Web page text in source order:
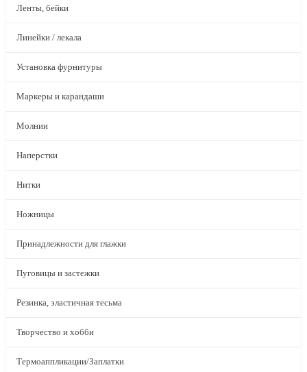
Ленты, бейки
Линейки / лекала
Установка фурнитуры
Маркеры и карандаши
Молнии
Наперстки
Нитки
Ножницы
Принадлежности для глажки
Пуговицы и застежки
Резинка, эластичная тесьма
Творчество и хобби
Термоаппликации/Заплатки